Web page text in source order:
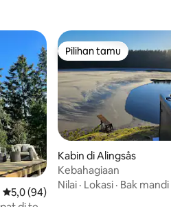
Nilai rata-rata 5,0 dari 5, 94 ulasan
5,0 (94)
Pilihan tamu
Pilihan tamu
Kabin di Alingsås
Kebahagiaan
Nilai · Lokasi · Bak